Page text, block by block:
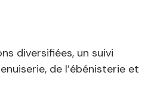
diversifiées, un suivi
de l’ébénisterie et